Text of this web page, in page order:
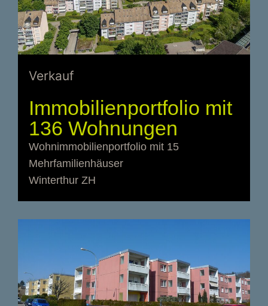
Verkauf
Immobilienportfolio mit
136 Wohnungen
Wohnimmobilienportfolio mit 15
Mehrfamilienhäuser
Winterthur ZH